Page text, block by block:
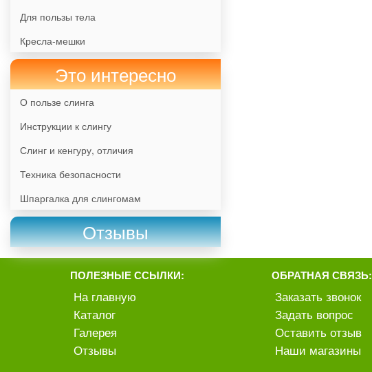
Для пользы тела
Кресла-мешки
Это интересно
О пользе слинга
Инструкции к слингу
Слинг и кенгуру, отличия
Техника безопасности
Шпаргалка для слингомам
Отзывы
ПОЛЕЗНЫЕ ССЫЛКИ:
На главную
Каталог
Галерея
Отзывы
ОБРАТНАЯ СВЯЗЬ:
Заказать звонок
Задать вопрос
Оставить отзыв
Наши магазины